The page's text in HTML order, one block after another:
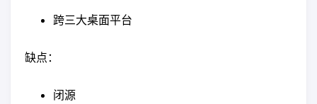
跨三大桌面平台
缺点：
闭源